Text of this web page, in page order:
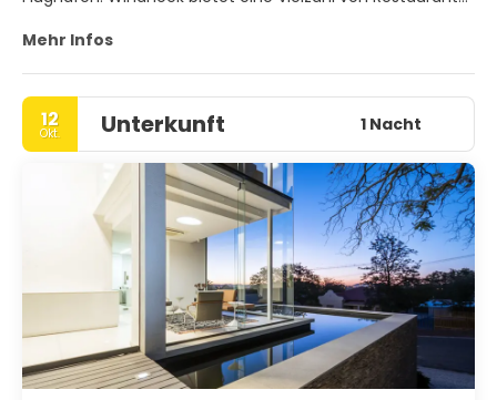
Übernachtungsmöglichkeiten. Die Stadt ist sauber, sicher
Mischung aus historischer Architektur und modernen
Gebäuden, von denen viele eine Sehenswürdigkeit ist z.B.
darunter die Alte Feste und die 1907 - 1910 erbaute
Christuskirche.
Mehr Infos
12
Okt. Unterkunft 1 Nacht